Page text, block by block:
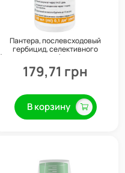
Пантера, послевсходовый
гербицид, селективного
(избирательного) действия, 100
мл
179,71 грн
В корзину